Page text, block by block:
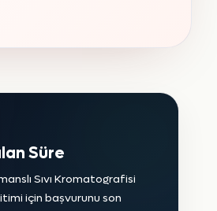
Süre
Sıvı Kromatografisi
için başvurunu son